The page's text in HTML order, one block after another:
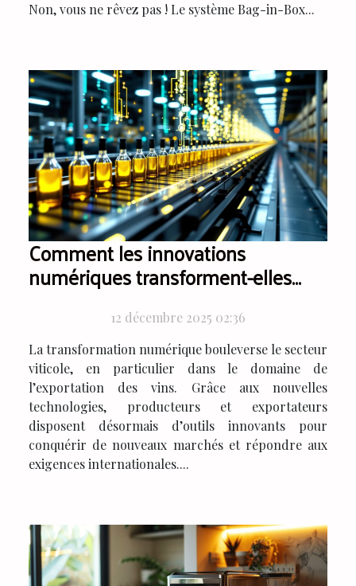
Non, vous ne rêvez pas ! Le système Bag-in-Box...
Comment les innovations
numériques transforment-elles
l'exportation de vins ?
12 décembre 2025 02:36
La transformation numérique bouleverse le secteur
viticole, en particulier dans le domaine de
l’exportation des vins. Grâce aux nouvelles
technologies, producteurs et exportateurs
disposent désormais d’outils innovants pour
conquérir de nouveaux marchés et répondre aux
exigences internationales....